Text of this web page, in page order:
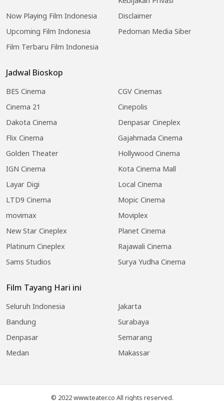
Now Playing Film Indonesia
Upcoming Film Indonesia
Film Terbaru Film Indonesia
Jadwal Bioskop
BES Cinema
CGV Cinemas
Cinema 21
Cinepolis
Dakota Cinema
Denpasar Cineplex
Flix Cinema
Gajahmada Cinema
Golden Theater
Hollywood Cinema
IGN Cinema
Kota Cinema Mall
Layar Digi
Local Cinema
LTD9 Cinema
Mopic Cinema
movimax
Moviplex
New Star Cineplex
Planet Cinema
Platinum Cineplex
Rajawali Cinema
Sams Studios
Surya Yudha Cinema
Film Tayang Hari ini
Seluruh Indonesia
Jakarta
Bandung
Surabaya
Denpasar
Semarang
Medan
Makassar
Disclaimer
Pedoman Media Siber
© 2022 www.teater.co All rights reserved.